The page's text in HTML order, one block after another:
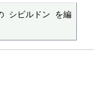
シビルドン を編